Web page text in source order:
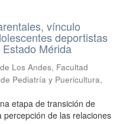
vínculo
deportistas
Mérida
Los Andes, Facultad
Pediatría y Puericultura,
etapa de transición de
percepción de las relaciones